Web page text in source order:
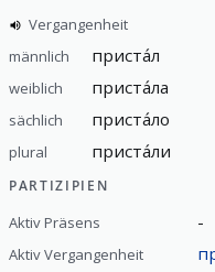
Vergangenheit
männlich
приста́л
weiblich приста́ла
sächlich приста́ло
plural приста́ли
PARTIZIPIEN
Aktiv Präsens -
Aktiv Vergangenheit